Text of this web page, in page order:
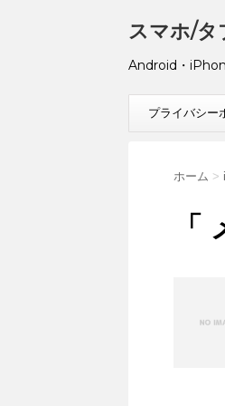
スマホ/タ
Android・
プライバシー
ホーム >
「